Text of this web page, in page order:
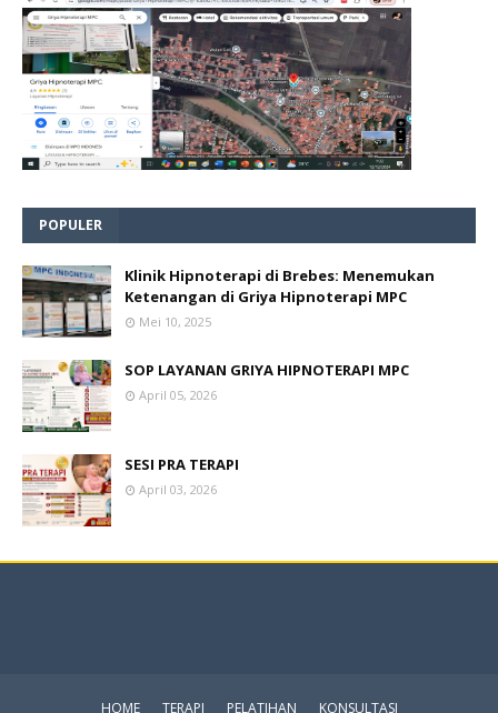
POPULER
Klinik Hipnoterapi di Brebes: Menemukan
Ketenangan di Griya Hipnoterapi MPC
Mei 10, 2025
SOP LAYANAN GRIYA HIPNOTERAPI MPC
April 05, 2026
SESI PRA TERAPI
April 03, 2026
HOME TERAPI PELATIHAN KONSULTASI